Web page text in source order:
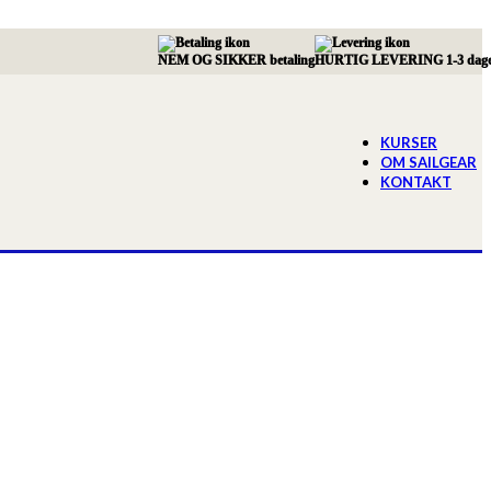
NEM OG SIKKER betalingHURTIG LEVERING 1-3
KURSER
OM SAILGEAR
KONTAKT